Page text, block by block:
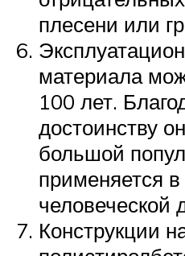
плесени или
материала
100 лет.
достоинству
большой
применяется
человеческой
Конструкции